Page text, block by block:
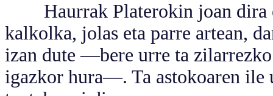
Haurrak Platerokin joan dira
kalkolka, jolas eta parre artean,
izan dute —bere urre ta
igazkor hura—. Ta astokoaren ile